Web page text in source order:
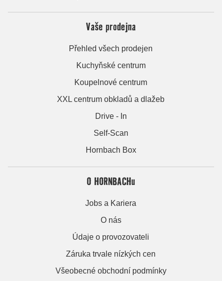
Vaše prodejna
Přehled všech prodejen
Kuchyňské centrum
Koupelnové centrum
XXL centrum obkladů a dlažeb
Drive - In
Self-Scan
Hornbach Box
O HORNBACHu
Jobs a Kariera
O nás
Údaje o provozovateli
Záruka trvale nízkých cen
Všeobecné obchodní podmínky